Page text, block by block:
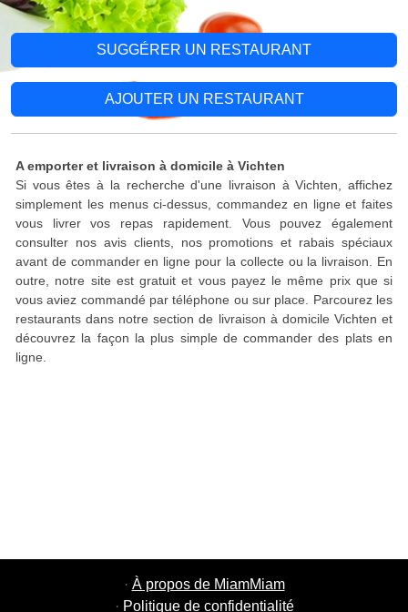
SUGGÉRER UN RESTAURANT
AJOUTER UN RESTAURANT
A emporter et livraison à domicile à Vichten
Si vous êtes à la recherche d'une livraison à Vichten, affichez
simplement les menus ci-dessus, commandez en ligne et faites
vous livrer vos repas rapidement. Vous pouvez également
consulter nos avis clients, nos promotions et rabais spéciaux
avant de commander en ligne pour la collecte ou la livraison. En
outre, notre site est gratuit et vous payez le même prix que si
vous aviez commandé par téléphone ou sur place. Parcourez les
restaurants dans notre section de livraison à domicile Vichten et
découvrez la façon la plus simple de commander des plats en
ligne.
· À propos de MiamMiam
· Politique de confidentialité